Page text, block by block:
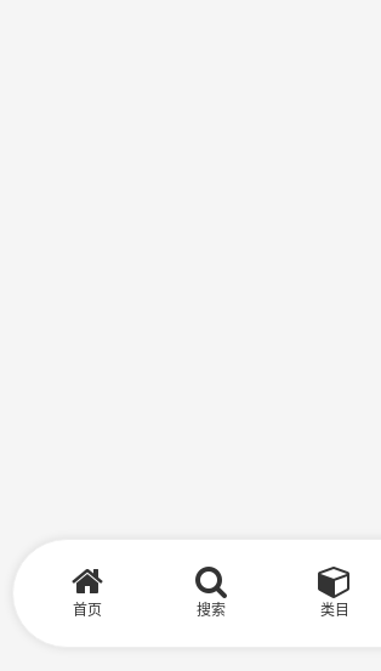
首页 搜索 类目